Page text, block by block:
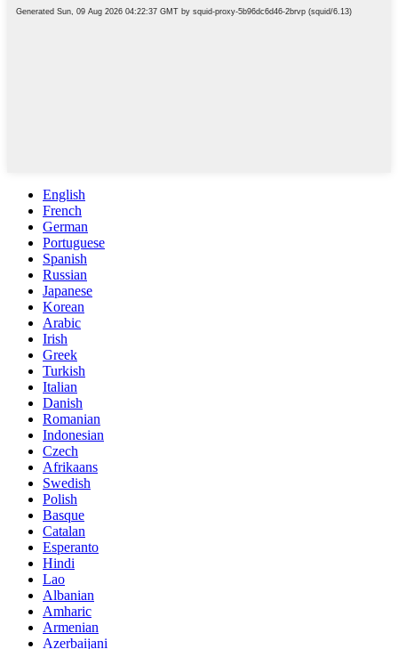
English
French
German
Portuguese
Spanish
Russian
Japanese
Korean
Arabic
Irish
Greek
Turkish
Italian
Danish
Romanian
Indonesian
Czech
Afrikaans
Swedish
Polish
Basque
Catalan
Esperanto
Hindi
Lao
Albanian
Amharic
Armenian
Azerbaijani